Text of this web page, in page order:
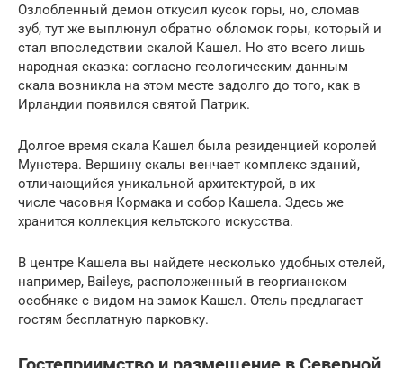
Озлобленный демон откусил кусок горы, но, сломав
зуб, тут же выплюнул обратно обломок горы, который и
стал впоследствии скалой Кашел. Но это всего лишь
народная сказка: согласно геологическим данным
скала возникла на этом месте задолго до того, как в
Ирландии появился святой Патрик.
Долгое время скала Кашел была резиденцией королей
Мунстера. Вершину скалы венчает комплекс зданий,
отличающийся уникальной архитектурой, в их
числе часовня Кормака и собор Кашела. Здесь же
хранится коллекция кельтского искусства.
В центре Кашела вы найдете несколько удобных отелей,
например, Baileys, расположенный в георгианском
особняке с видом на замок Кашел. Отель предлагает
гостям бесплатную парковку.